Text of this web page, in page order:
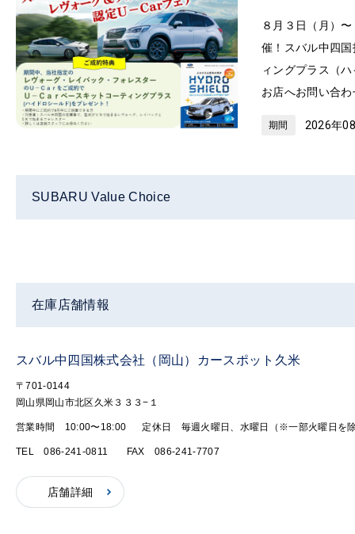
８月３日（月）
催！スバル中四
ィングプラス（
お店へお問い合
期間 2026年
SUBARU Value Choice
在庫店舗情報
スバル中四国株式会社（岡山）カースポット久米
〒701-0144
岡山県岡山市北区久米３３３−１
営業時間 10:00〜18:00 定休日 毎週火曜日、水曜日（※一部火曜日を
TEL 086-241-0811 FAX 086-241-7707
店舗詳細